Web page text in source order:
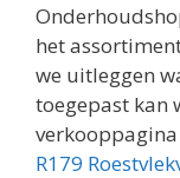
het
we uitleggen
toegepast kan
R179